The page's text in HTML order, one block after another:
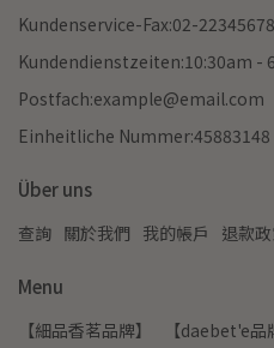
Kundenservice-Fax:02-22345678
Kundendienstzeiten:10:30am -
Postfach:example@email.com
Einheitliche Nummer:45883148
Über uns
查詢 關於我們 我的帳戶 退款
Menu
【細品香茗品牌】 【daebet'e品